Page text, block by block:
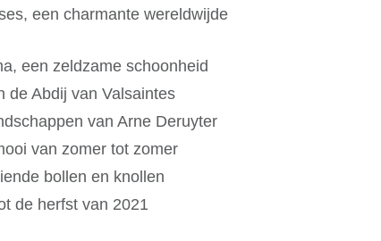
een charmante wereldwijde
een zeldzame schoonheid
de Abdij van Valsaintes
van Arne Deruyter
van zomer tot zomer
bollen en knollen
de herfst van 2021